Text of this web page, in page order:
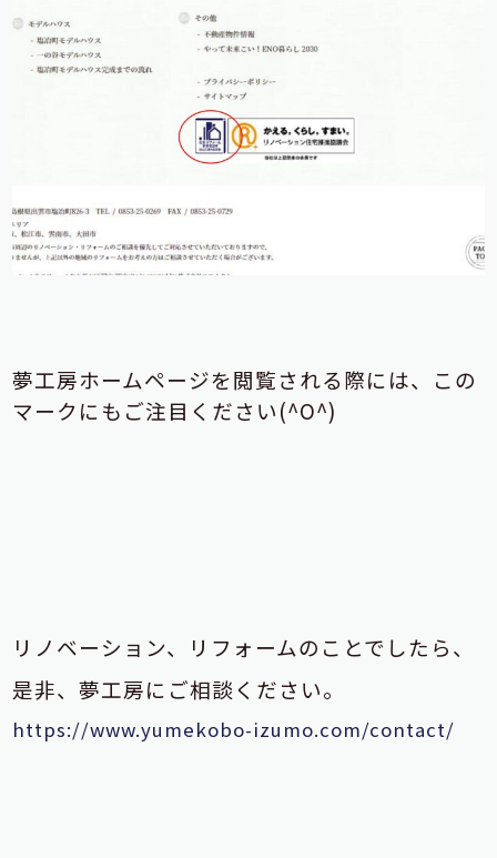
夢工房ホームページを閲覧される際には、
この
マークにもご注目ください(^O^)
リノベーション、リフォームのことでしたら、
是非、夢工房にご相談ください。
https://www.yumekobo-izumo.com/contact/